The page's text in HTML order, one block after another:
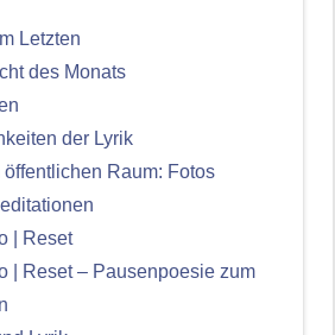
Letzten
des Monats
der Lyrik
öffentlichen Raum: Fotos
| Reset
| Reset – Pausenpoesie zum